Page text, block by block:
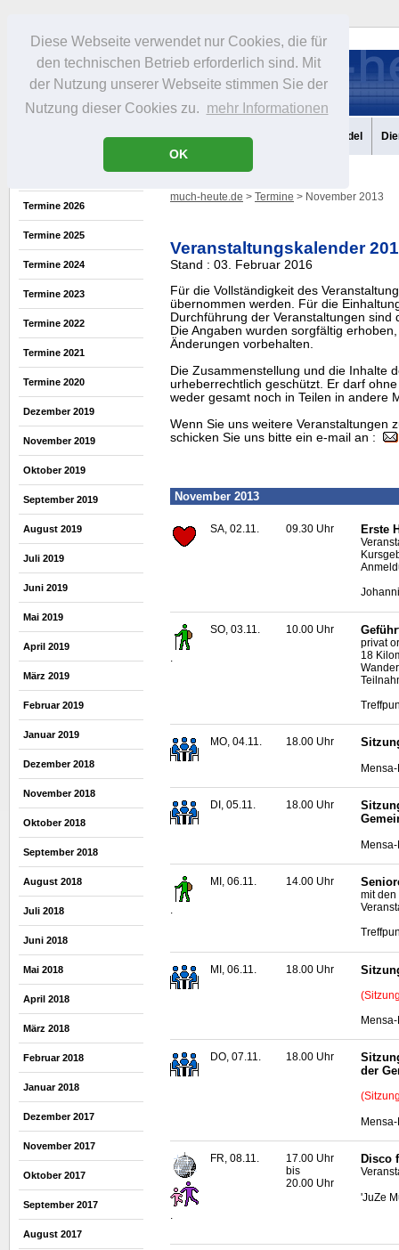
Diese Webseite verwendet nur Cookies, die für
den technischen Betrieb erforderlich sind. Mit
der Nutzung unserer Webseite stimmen Sie der
Nutzung dieser Cookies zu. mehr Informationen
OK
Portrait Infos Freizeit Gastronomie Handel
Termine 2026
Termine 2025
Termine 2024
Termine 2023
Termine 2022
Termine 2021
Termine 2020
Dezember 2019
November 2019
Oktober 2019
September 2019
August 2019
Juli 2019
Juni 2019
Mai 2019
April 2019
März 2019
Februar 2019
Januar 2019
Dezember 2018
November 2018
Oktober 2018
September 2018
August 2018
Juli 2018
Juni 2018
Mai 2018
April 2018
März 2018
Februar 2018
Januar 2018
Dezember 2017
November 2017
Oktober 2017
September 2017
August 2017
much-heute.de > Termine > November 2013
Veranstaltungskalender
Stand : 03. Februar 2016
Für die Vollständigkeit des
übernommen werden. Für die
Durchführung der Veranstaltungen sind
Die Angaben wurden sorgfältig
Änderungen vorbehalten.
Die Zusammenstellung und die Inhalte
urheberrechtlich geschützt. Er darf
weder gesamt noch in Teilen in andere
Wenn Sie uns weitere Veranstaltungen
schicken Sie uns bitte ein e-mail an :
November 2013
SA, 02.11. 09.30 Uhr Erste
SO, 03.11. 10.00 Uhr
privat
18
MO, 04.11. 18.00 Uhr
DI, 05.11. 18.00 Uhr
.
MI, 06.11. 14.00 Uhr
mit den
MI, 06.11. 18.00 Uhr
DO, 07.11. 18.00 Uhr
der
.
FR, 08.11.
17.00 Uhr
bis
20.00 Uhr
Disco
'JuZe